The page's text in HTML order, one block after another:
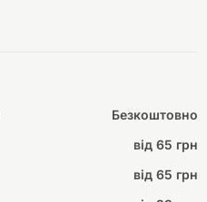
Безкоштовно
від 65 грн
від 65 грн